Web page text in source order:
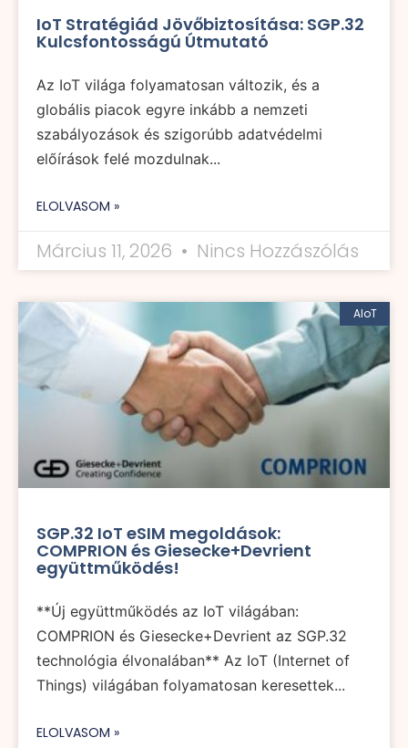
IoT Stratégiád Jövőbiztosítása: SGP.32
Kulcsfontosságú Útmutató
Az IoT világa folyamatosan változik, és a
globális piacok egyre inkább a nemzeti
szabályozások és szigorúbb adatvédelmi
előírások felé mozdulnak...
ELOLVASOM »
Március 11, 2026 Nincs Hozzászólás
AIoT
SGP.32 IoT eSIM megoldások:
COMPRION és Giesecke+Devrient
együttműködés!
**Új együttműködés az IoT világában:
COMPRION és Giesecke+Devrient az SGP.32
technológia élvonalában** Az IoT (Internet of
Things) világában folyamatosan keresettek...
ELOLVASOM »